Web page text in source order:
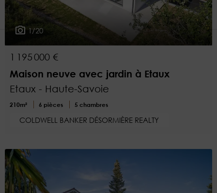
Plus de critères
1/20
1 195 000 €
Maison neuve avec jardin à Etaux
Etaux - Haute-Savoie
210m² 6 pièces 5 chambres
COLDWELL BANKER DÉSORMIÈRE REALTY